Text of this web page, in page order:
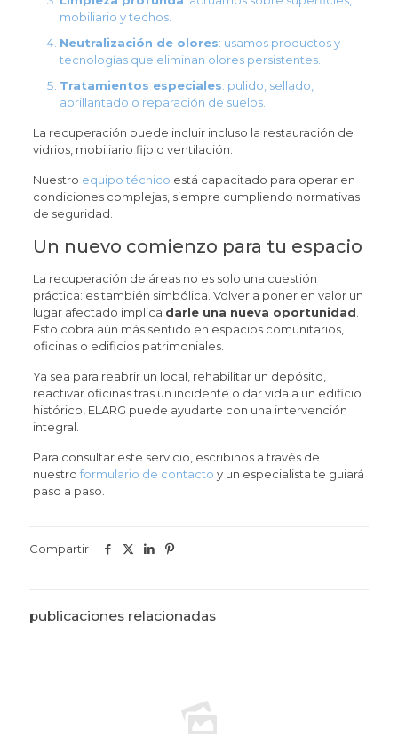
mobiliario y techos.
Neutralización de olores: usamos productos y
tecnologías que eliminan olores persistentes.
Tratamientos especiales: pulido, sellado,
abrillantado o reparación de suelos.
La recuperación puede incluir incluso la restauración de
vidrios, mobiliario fijo o ventilación.
Nuestro equipo técnico está capacitado para operar en
condiciones complejas, siempre cumpliendo normativas
de seguridad.
Un nuevo comienzo para tu espacio
La recuperación de áreas no es solo una cuestión
práctica: es también simbólica. Volver a poner en valor un
lugar afectado implica darle una nueva oportunidad
Esto cobra aún más sentido en espacios comunitarios,
oficinas o edificios patrimoniales.
Ya sea para reabrir un local, rehabilitar un depósito,
reactivar oficinas tras un incidente o dar vida a un edificio
histórico, ELARG puede ayudarte con una intervención
integral.
Para consultar este servicio, escribinos a través de
nuestro formulario de contacto y un especialista te guiará
paso a paso.
Compartir
publicaciones relacionadas